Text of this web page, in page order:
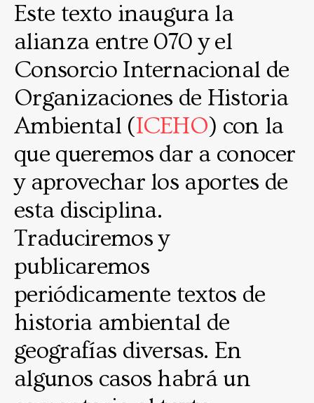
Este texto inaugura la
alianza entre 070 y el
Consorcio Internacional de
Organizaciones de Historia
Ambiental (ICEHO) con la
que queremos dar a conocer
y aprovechar los aportes de
esta disciplina.
Traduciremos y
publicaremos
periódicamente textos de
historia ambiental de
geografías diversas. En
algunos casos habrá un